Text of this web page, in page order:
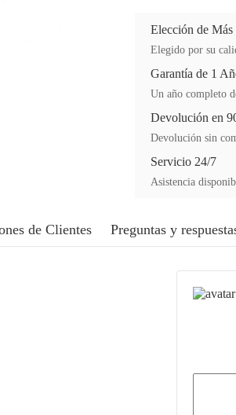
Elección de
Elegido por su
Garantía de 1
Un año completo
Devolución en
Devolución sin
Servicio 24/7
Asistencia
de Clientes Preguntas y